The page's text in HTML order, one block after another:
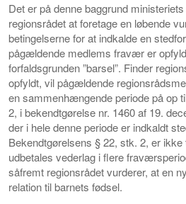
Det er på denne baggrund
regionsrådet at foretage en løbende
betingelserne for at indkalde en
pågældende medlems fravær er
forfaldsgrunden ”barsel”. Finder
opfyldt, vil pågældende
en sammenhængende periode på op
2, i bekendtgørelse nr. 1460 af 19.
der i hele denne periode er indkaldt
Bekendtgørelsens § 22, stk. 2, er ikke
udbetales vederlag i flere
såfremt regionsrådet vurderer, at en
relation til barnets fødsel.